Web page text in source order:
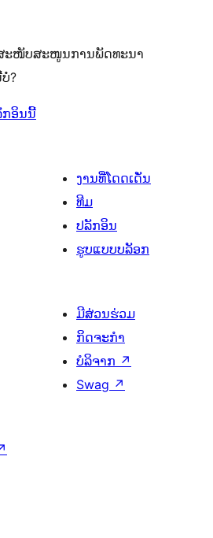
ສະໜັບສະໜູນການພັດທະນາ
?
ກອິນນີ້
ງານທີ່ໂດດເດັ່ນ
ທີມ
ປລັກອິນ
ຮູບແບບບລັອກ
ມີສ່ວນຮ່ວມ
ກິດຈະກຳ
ບໍລິຈາກ ↗
Swag ↗